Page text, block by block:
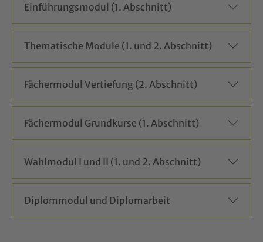
Einführungsmodul (1. Abschnitt)
Thematische Module (1. und 2. Abschnitt)
Fächermodul Vertiefung (2. Abschnitt)
Fächermodul Grundkurse (1. Abschnitt)
Wahlmodul I und II (1. und 2. Abschnitt)
Diplommodul und Diplomarbeit